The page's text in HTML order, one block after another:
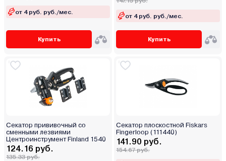
от 4 руб. руб./мес.
Купить
от 4 руб. руб./мес.
Купить
Секатор прививочный со
сменными лезвиями
Центроинструмент Finland 1540
124.16 руб.
135.33 руб.
Секатор плоскостной Fiskars
Fingerloop (111440)
141.90 руб.
154.67 руб.